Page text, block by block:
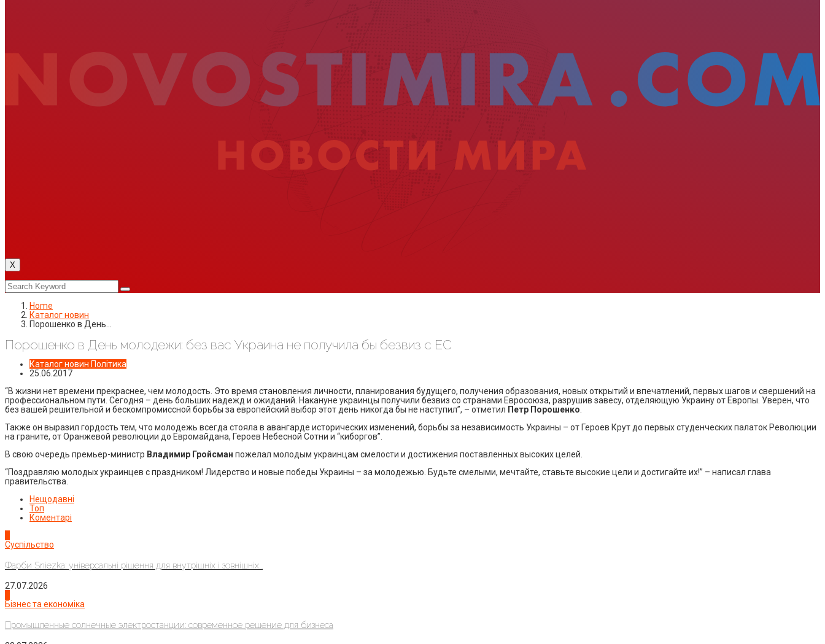
X
Home
Каталог новин
Порошенко в День…
Порошенко в День молодежи: без вас Украина не получила бы безвиз с ЕС
Каталог новин Політика
25.06.2017
“В жизни нет времени прекраснее, чем молодость. Это время становления личности, планирования будущего, получения образования, новых открытий и впечатлений, первых шагов и свершений на
профессиональном пути. Сегодня – день больших надежд и ожиданий. Накануне украинцы получили безвиз со странами Евросоюза, разрушив завесу, отделяющую Украину от Европы. Уверен, что
без вашей решительной и бескомпромиссной борьбы за европейский выбор этот день никогда бы не наступил”, – отметил Петр Порошенко
Также он выразил гордость тем, что молодежь всегда стояла в авангарде исторических изменений, борьбы за независимость Украины – от Героев Крут до первых студенческих палаток Революции
на граните, от Оранжевой революции до Евромайдана, Героев Небесной Сотни и “киборгов”.
В свою очередь премьер-министр Владимир Гройсман пожелал молодым украинцам смелости и достижения поставленных высоких целей.
“Поздравляю молодых украинцев с праздником! Лидерство и новые победы Украины – за молодежью. Будьте смелыми, мечтайте, ставьте высокие цели и достигайте их!” – написал глава
правительства.
Нещодавні
Топ
Коментарі
Суспільство
Фарби Sniezka: універсальні рішення для внутрішніх і зовнішніх...
27.07.2026
Бізнес та економіка
Промышленные солнечные электростанции: современное решение для бизнеса